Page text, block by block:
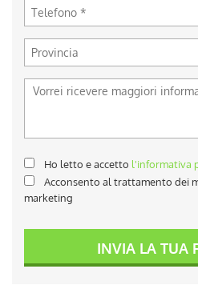
Ho letto e accetto l'informativa
Acconsento al trattamento dei
marketing
INVIA LA TUA